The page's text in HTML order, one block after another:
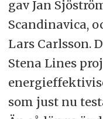
gav Jan
Scandinavica,
Lars Carlsson.
Stena Lines
som just nu